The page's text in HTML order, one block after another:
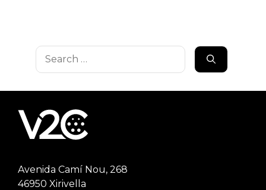
Search
for:
Avenida Camí Nou, 268
46950 Xirivella